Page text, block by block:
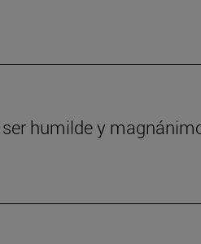
humilde y